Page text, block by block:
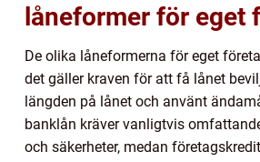
låneformer för eget
De olika låneformerna för eget
det gäller kraven för att få lånet
längden på lånet och använt
banklån kräver vanligtvis
och säkerheter, medan